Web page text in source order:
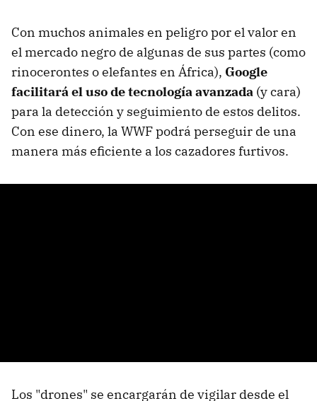
Con muchos animales en peligro por el valor en
el mercado negro de algunas de sus partes (como
rinocerontes o elefantes en África), Google
facilitará el uso de tecnología avanzada (y cara)
para la detección y seguimiento de estos delitos.
Con ese dinero, la WWF podrá perseguir de una
manera más eficiente a los cazadores furtivos.
Los "drones" se encargarán de vigilar desde el